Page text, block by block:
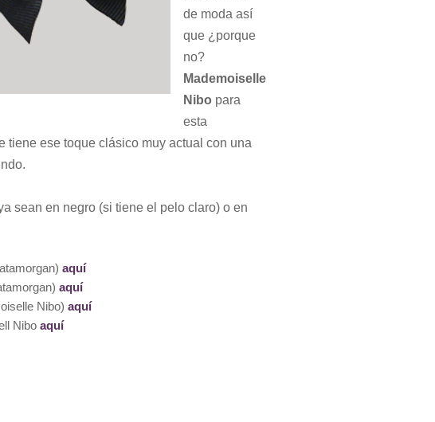
de moda así
que ¿porque
no?
Mademoiselle
Nibo para
esta
tiene ese toque clásico muy actual con una
sean en negro (si tiene el pelo claro) o en
aquí
aquí
Nibo) aquí
Nibo aquí